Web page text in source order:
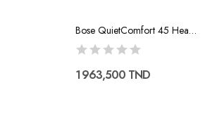
Bose QuietComfort 45 Headphones
1 963,500 TND